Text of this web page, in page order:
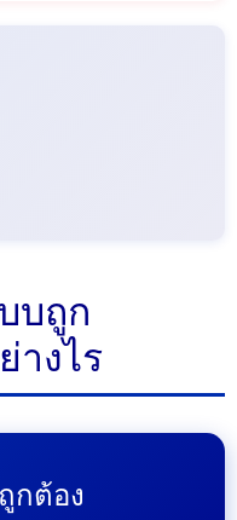
บถูก
างไร
กต้อง